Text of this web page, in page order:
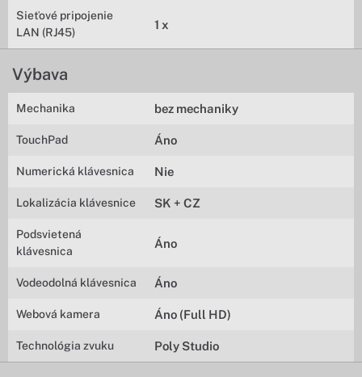
Sieťové pripojenie
LAN (RJ45)
1 x
Výbava
Mechanika bez mechaniky
TouchPad Áno
Numerická klávesnica Nie
Lokalizácia klávesnice SK + CZ
Podsvietená
klávesnica
Áno
Vodeodolná klávesnica Áno
Webová kamera Áno (Full HD)
Technológia zvuku Poly Studio